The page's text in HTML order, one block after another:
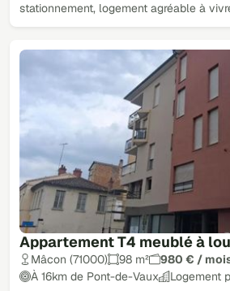
stationnement, logement agréable à
Appartement T4 meublé à
Mâcon (71000) 98 m²
980 € /
À 16km de Pont-de-Vaux
Logement